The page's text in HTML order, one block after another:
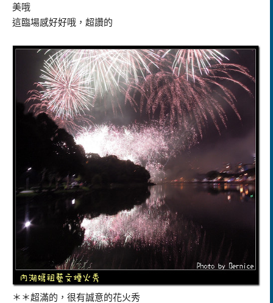
美哦
這臨場感好好哦，超讚的
＊＊超滿的，很有誠意的花火秀